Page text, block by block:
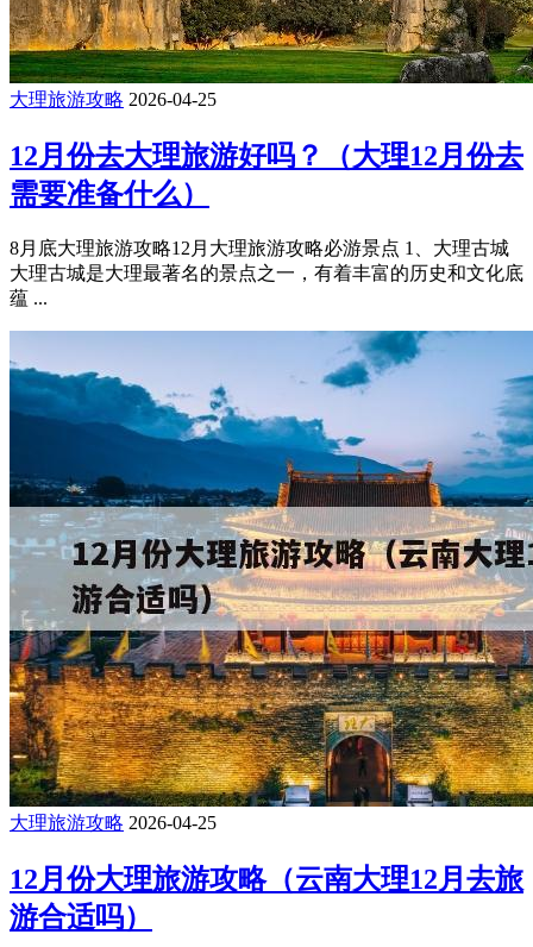
大理旅游攻略 2026-04-25
12月份去大理旅游好吗？（大理12月份去
需要准备什么）
8月底大理旅游攻略12月大理旅游攻略必游景点 1、大理古城
大理古城是大理最著名的景点之一，有着丰富的历史和文化底
蕴 ...
大理旅游攻略 2026-04-25
12月份大理旅游攻略（云南大理12月去旅
游合适吗）